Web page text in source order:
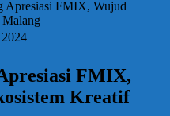
Apresiasi FMIX, Wujud
FMIX,
Kreatif